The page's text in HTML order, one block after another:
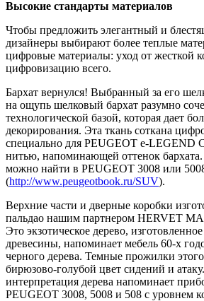
Высокие стандарты материалов
Чтобы предложить элегантный и
дизайнеры выбирают более теплые
цифровые материалы: уход от жесткой
цифровизацию всего.
Бархат вернулся! Выбранный за его
на ощупь шелковый бархат разумно
технологической базой, которая дает
декорирования. Эта ткань соткана
специально для PEUGEOT e-LEGEND
нитью, напоминающей оттенок
можно найти в PEUGEOT 3008 или
(http://www.peugeotbook.ru/SUV).
Верхние части и дверные коробки
пальдао нашим партнером HERVET
Это экзотическое дерево,
древесины, напоминает мебель 60-х
черного дерева. Темные прожилки
бирюзово-голубой цвет сидений и
интерпретация дерева напоминает
PEUGEOT 3008, 5008 и 508 с уровнем